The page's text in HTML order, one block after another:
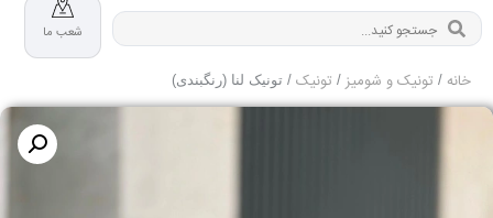
شعب ما
خانه / تونیک و شومیز / تونیک / تونیک لنا (رنگبندی)